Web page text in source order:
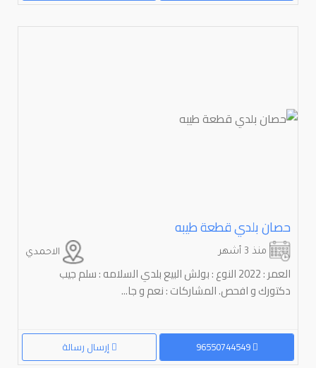
حصان بلدي قطعة طيبه
الاحمدي منذ 3 أشهر
العمر : 2022 النوع : بولش البيع بلدي السلامه : سلم جيب
دكتورك و افحص. المشاركات : نعم و جا...
إرسال رسالة 96550744549